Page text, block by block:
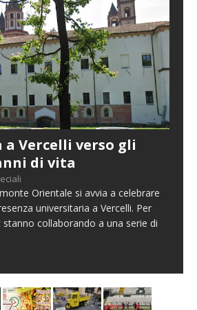
a Vercelli verso gli
di vita
Orientale si avvia a celebrare
universitaria a Vercelli. Per
collaborando a una serie di